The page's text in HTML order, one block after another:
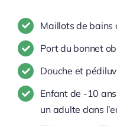
Maillots de bains
Port du bonnet
Douche et
Enfant de -10
un adulte dans